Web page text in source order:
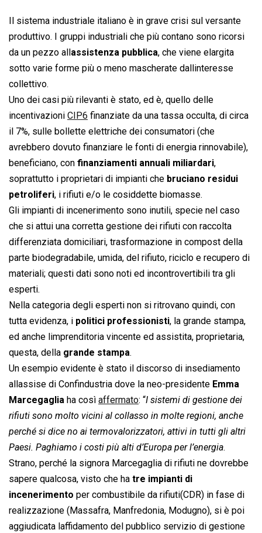
Il sistema industriale italiano è in grave crisi sul versante
produttivo. I gruppi industriali che più contano sono ricorsi
da un pezzo all assistenza pubblica, che viene elargita
sotto varie forme più o meno mascherate dallinteresse
collettivo.
Uno dei casi più rilevanti è stato, ed è, quello delle
incentivazioni CIP6 finanziate da una tassa occulta, di circa
il 7%, sulle bollette elettriche dei consumatori (che
avrebbero dovuto finanziare le fonti di energia rinnovabile),
beneficiano, con finanziamenti annuali miliardari,
soprattutto i proprietari di impianti che bruciano residui
petroliferi, i rifiuti e/o le cosiddette biomasse.
Gli impianti di incenerimento sono inutili, specie nel caso
che si attui una corretta gestione dei rifiuti con raccolta
differenziata domiciliari, trasformazione in compost della
parte biodegradabile, umida, del rifiuto, riciclo e recupero di
materiali; questi dati sono noti ed incontrovertibili tra gli
esperti.
Nella categoria degli esperti non si ritrovano quindi, con
tutta evidenza, i politici professionisti, la grande stampa,
ed anche limprenditoria vincente ed assistita, proprietaria,
questa, della  grande stampa.
Un esempio evidente è stato il discorso di insediamento
allassise di Confindustria dove la neo-presidente Emma
Marcegaglia ha così affermato: “I sistemi di gestione dei
rifiuti sono molto vicini al collasso in molte regioni, anche
perché si dice no ai termovalorizzatori, attivi in tutti gli altri
Paesi. Paghiamo i costi più alti d’Europa per l’energia.
Strano, perché la signora Marcegaglia di rifiuti ne dovrebbe
sapere qualcosa, visto che ha tre impianti di
incenerimento per combustibile da rifiuti(CDR) in fase di
realizzazione (Massafra, Manfredonia, Modugno), si è poi
aggiudicata laffidamento del pubblico servizio di gestione